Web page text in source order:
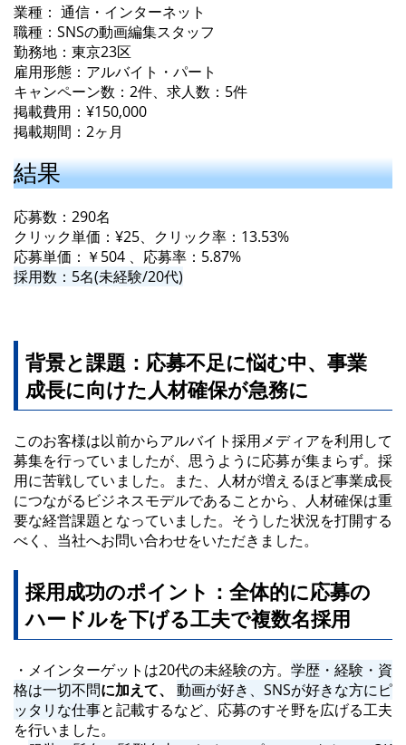
業種： 通信・インターネット
職種：SNSの動画編集スタッフ
勤務地：東京23区
雇用形態：アルバイト・パート
キャンペーン数：2件、求人数：5件
掲載費用：¥150,000
掲載期間：2ヶ月
結果
応募数：290名
クリック単価：¥25、クリック率：13.53%
応募単価：￥504 、応募率：5.87%
採用数：5名(未経験/20代)
背景と課題：応募不足に悩む中、事業
成長に向けた人材確保が急務に
このお客様は以前からアルバイト採用メディアを利用して
募集を行っていましたが、思うように応募が集まらず。採
用に苦戦していました。また、人材が増えるほど事業成長
につながるビジネスモデルであることから、人材確保は重
要な経営課題となっていました。そうした状況を打開する
べく、当社へお問い合わせをいただきました。
採用成功のポイント：全体的に応募の
ハードルを下げる工夫で複数名採用
・メインターゲットは20代の未経験の方。 学歴・経験・資
格は一切不問に加えて、
動画が好き、SNSが好きな方にピ
ッタリな仕事と記載するなど、応募のすそ野を広げる工夫
を行いました。